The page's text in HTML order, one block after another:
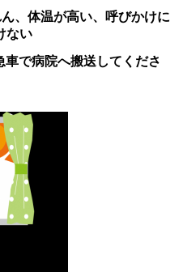
、体温が高い、呼びかけに
ない
で病院へ搬送してくださ